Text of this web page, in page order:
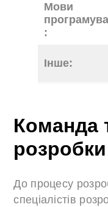
Мови
:
Інше:
Команда
розробки
До процесу
спеціалістів